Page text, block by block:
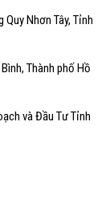
Nhơn Tây, Tỉnh
Thành phố Hồ
và Đầu Tư Tỉnh